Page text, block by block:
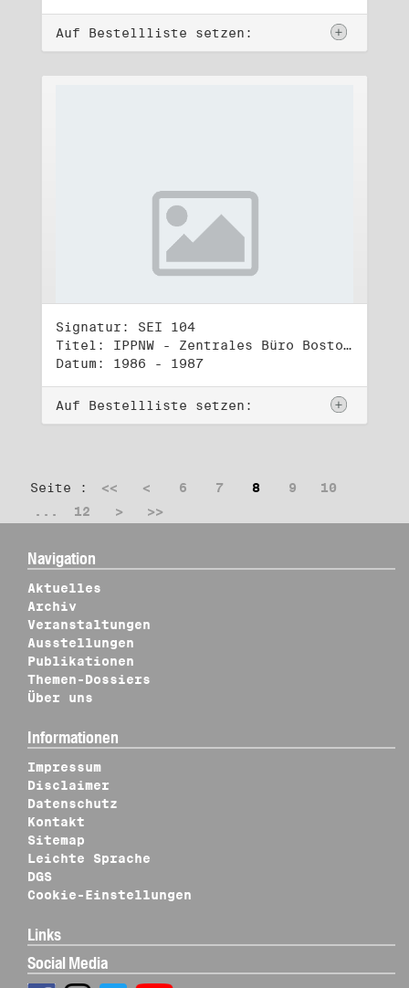
Auf Bestellliste setzen:
Signatur: SEI 104
Titel: IPPNW - Zentrales Büro Boston (3)
Datum: 1986 - 1987
Auf Bestellliste setzen:
Seite : << < 6 7 8 9
10
...
12 > >>
Navigation
Aktuelles
Archiv
Veranstaltungen
Ausstellungen
Publikationen
Themen-Dossiers
Über uns
Informationen
Impressum
Disclaimer
Datenschutz
Kontakt
Sitemap
Leichte Sprache
DGS
Cookie-Einstellungen
Links
Social Media